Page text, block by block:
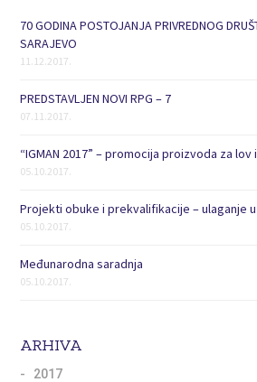
70 GODINA POSTOJANJA PRIVREDNOG
SARAJEVO
11.12.2017.
PREDSTAVLJEN NOVI RPG – 7
07.11.2017.
“IGMAN 2017” – promocija proizvoda za
05.10.2017.
Projekti obuke i prekvalifikacije – ulaganje
05.10.2017.
Međunarodna saradnja
05.10.2017.
ARHIVA
2017